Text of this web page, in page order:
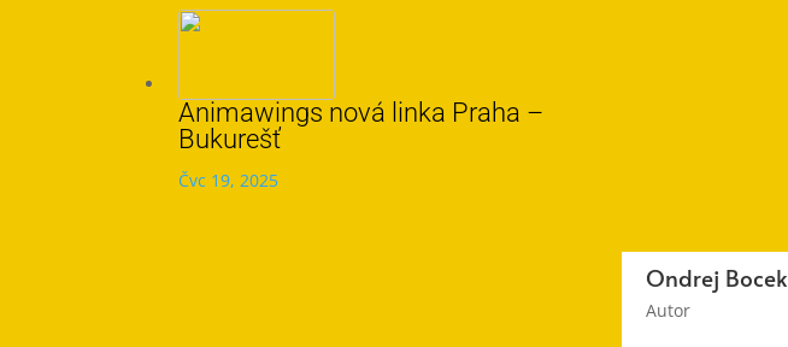
Animawings nová linka Praha –
Bukurešť
Čvc 19, 2025
Ondrej Bocek
Autor